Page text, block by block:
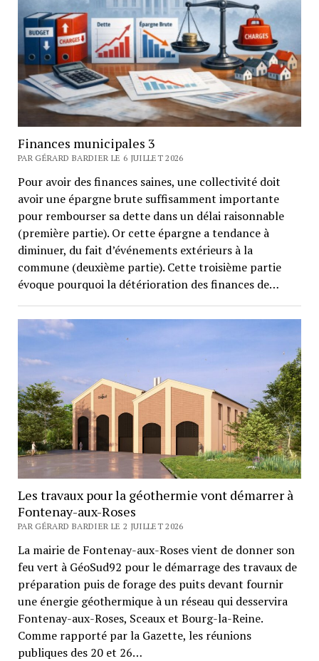
Finances municipales 3
PAR GÉRARD BARDIER LE 6 JUILLET 2026
Pour avoir des finances saines, une collectivité doit
avoir une épargne brute suffisamment importante
pour rembourser sa dette dans un délai raisonnable
(première partie). Or cette épargne a tendance à
diminuer, du fait d’événements extérieurs à la
commune (deuxième partie). Cette troisième partie
évoque pourquoi la détérioration des finances de…
Les travaux pour la géothermie vont démarrer à
Fontenay-aux-Roses
PAR GÉRARD BARDIER LE 2 JUILLET 2026
La mairie de Fontenay-aux-Roses vient de donner son
feu vert à GéoSud92 pour le démarrage des travaux de
préparation puis de forage des puits devant fournir
une énergie géothermique à un réseau qui desservira
Fontenay-aux-Roses, Sceaux et Bourg-la-Reine.
Comme rapporté par la Gazette, les réunions
publiques des 20 et 26…